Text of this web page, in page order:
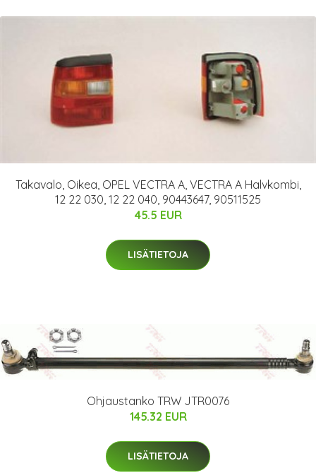
Takavalo, Oikea, OPEL VECTRA A, VECTRA A Halvkombi,
12 22 030, 12 22 040, 90443647, 90511525
45.5 EUR
LISÄTIETOJA
Ohjaustanko TRW JTR0076
145.32 EUR
LISÄTIETOJA